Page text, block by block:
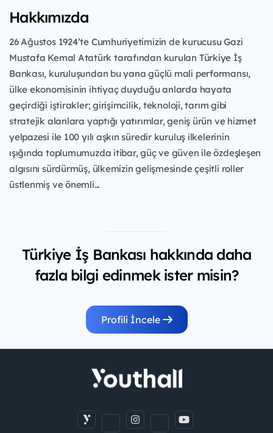
Hakkımızda
26 Ağustos 1924’te Cumhuriyetimizin de kurucusu Gazi
Mustafa Kemal Atatürk tarafından kurulan Türkiye İş
Bankası, kuruluşundan bu yana güçlü mali performansı,
ülke ekonomisinin ihtiyaç duyduğu anlarda hayata
geçirdiği iştirakler; girişimcilik, teknoloji, tarım gibi
stratejik alanlara yaptığı yatırımlar, geniş ürün ve hizmet
yelpazesi ile 100 yılı aşkın süredir kuruluş ilkelerinin
ışığında toplumumuzda itibar, güç ve güven ile özdeşleşen
algısını sürdürmüş, ülkemizin gelişmesinde çeşitli roller
üstlenmiş ve önemli...
Türkiye İş Bankası hakkında daha
fazla bilgi edinmek ister misin?
Profili İncele